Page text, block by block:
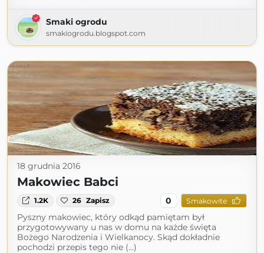
Smaki ogrodu
smakiogrodu.blogspot.com
18 grudnia 2016
Makowiec Babci
1.2K 26 Zapisz 0 Smakowite
Pyszny makowiec, który odkąd pamiętam był
przygotowywany u nas w domu na każde święta
Bożego Narodzenia i Wielkanocy. Skąd dokładnie
pochodzi przepis tego nie (...)